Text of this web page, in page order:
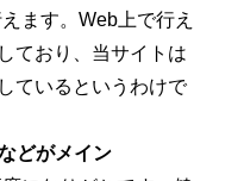
ます。Web上で行え
ており、当サイトは
ているというわけで
どがメイン